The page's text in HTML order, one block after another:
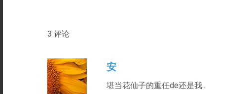
3 评论
安
堪当花仙子的重任de还是我..